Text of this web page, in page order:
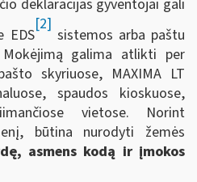
deklaracijas gyventojai gali
EDS
[2]
sistemos arba paštu
Mokėjimą galima atlikti per
skyriuose, MAXIMA LT
spaudos kioskuose,
vietose. Norint
būtina nurodyti žemės
asmens kodą ir įmokos